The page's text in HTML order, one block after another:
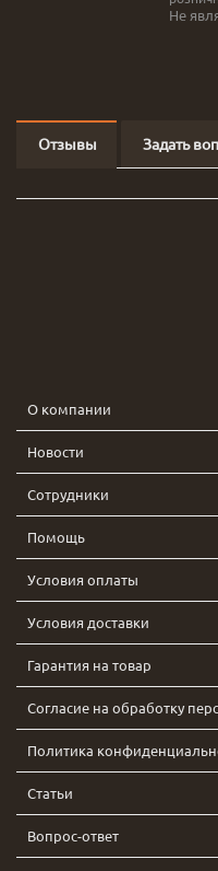
Не
Отзывы Задать
О компании
Новости
Сотрудники
Помощь
Условия оплаты
Условия доставки
Гарантия на товар
Согласие на обработку
Политика
Статьи
Вопрос-ответ